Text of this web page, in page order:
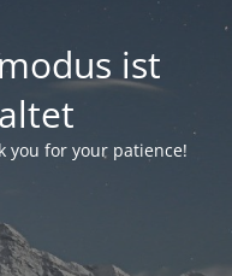
ist
you for your patience!